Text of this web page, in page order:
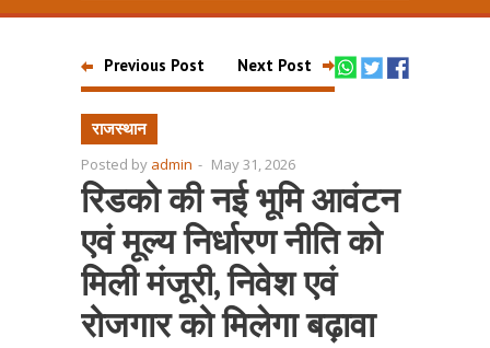
Previous Post Next Post
राजस्थान
Posted by admin - May 31, 2026
रिडको की नई भूमि आवंटन
एवं मूल्य निर्धारण नीति को
मिली मंजूरी, निवेश एवं
रोजगार को मिलेगा बढ़ावा